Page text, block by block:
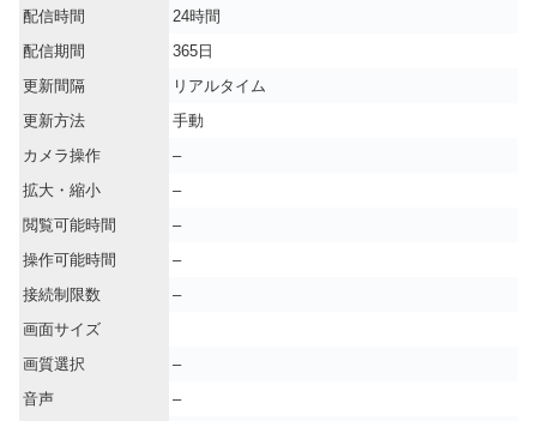
配信時間
24時間
配信期間
365日
更新間隔
リアルタイム
更新方法
手動
カメラ操作
–
拡大・縮小
–
閲覧可能時間
–
操作可能時間
–
接続制限数
–
画面サイズ
画質選択
–
音声
–